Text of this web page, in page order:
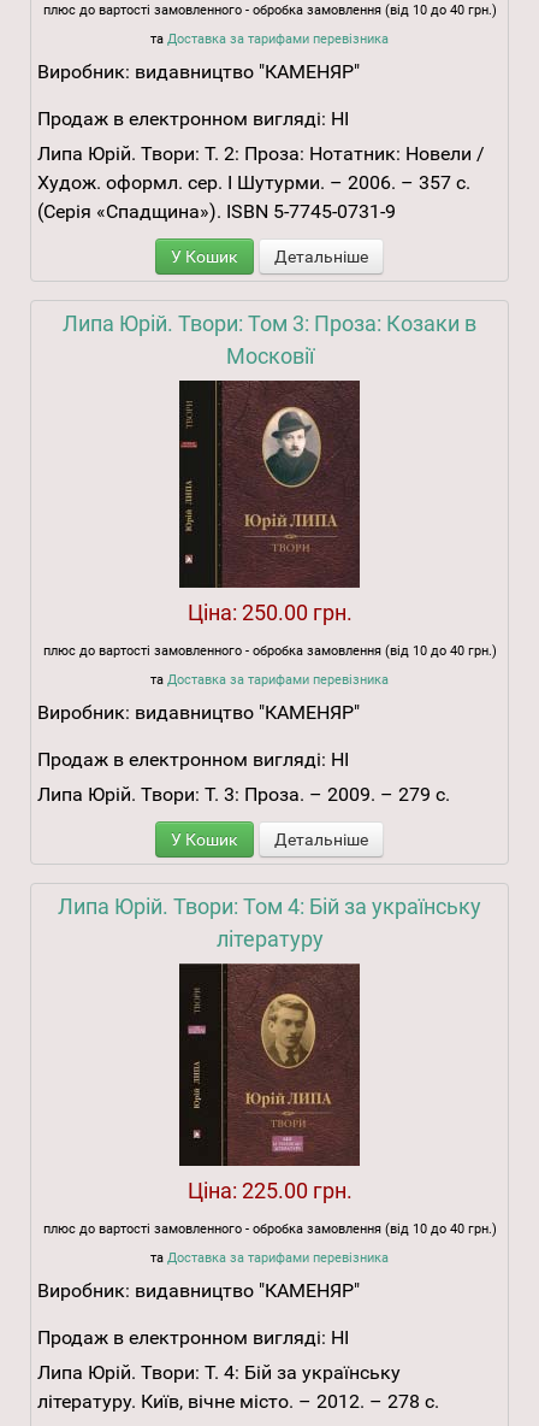
плюс до вартості замовленного - обробка замовлення (від 10 до 40 грн.)
та Доставка за тарифами перевізника
Виробник: видавництво "КАМЕНЯР"
Продаж в електронном вигляді: НІ
Липа Юрій. Твори: Т. 2: Проза: Нотатник: Новели /
Худож. оформл. сер. І Шутурми. – 2006. – 357 с.
(Серія «Спадщина»). ISBN 5-7745-0731-9
У Кошик Детальніше
Липа Юрій. Твори: Том 3: Проза: Козаки в
Московії
Ціна: 250.00 грн.
плюс до вартості замовленного - обробка замовлення (від 10 до 40 грн.)
та Доставка за тарифами перевізника
Виробник: видавництво "КАМЕНЯР"
Продаж в електронном вигляді: НІ
Липа Юрій. Твори: Т. 3: Проза. – 2009. – 279 с.
У Кошик Детальніше
Липа Юрій. Твори: Том 4: Бій за українську
літературу
Ціна: 225.00 грн.
плюс до вартості замовленного - обробка замовлення (від 10 до 40 грн.)
та Доставка за тарифами перевізника
Виробник: видавництво "КАМЕНЯР"
Продаж в електронном вигляді: НІ
Липа Юрій. Твори: Т. 4: Бій за українську
літературу. Київ, вічне місто. – 2012. – 278 с.